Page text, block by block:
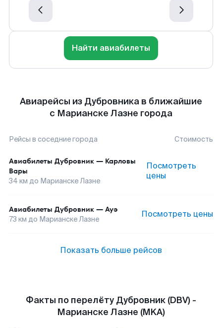
Найти авиабилеты
Авиарейсы из Дубровника в ближайшие
с Марианске Лазне города
Рейсы в соседние города Стоимость
Авиабилеты Дубровник — Карловы
Вары
34 км до Марианске Лазне
Посмотреть
цены
Авиабилеты Дубровник — Ауэ
73 км до Марианске Лазне Посмотреть цены
Показать больше рейсов
Факты по перелёту Дубровник (DBV) -
Марианске Лазне (MKA)